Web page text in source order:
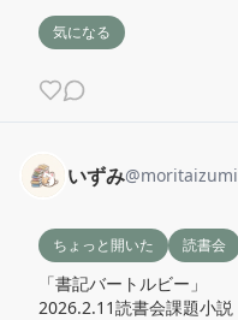
気になる
いずみ@moritaizumi
ちょっと開いた 読書会
「書記バートルビー」
2026.2.11読書会課題小説